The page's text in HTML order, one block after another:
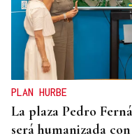
PLAN HURBE
La plaza Pedro
será humanizada